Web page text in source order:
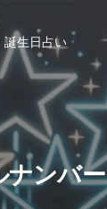
誕生日占い
ナンバ